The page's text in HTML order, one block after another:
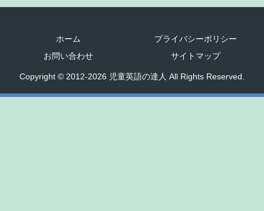
ホーム
プライバシーポリシー
お問い合わせ
サイトマップ
Copyright © 2012-2026 児童英語の達人 All Rights Reserved.